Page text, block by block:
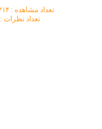
تعداد مشاهده :‌ ۳۴۱۴
تعداد نظرات : ۰